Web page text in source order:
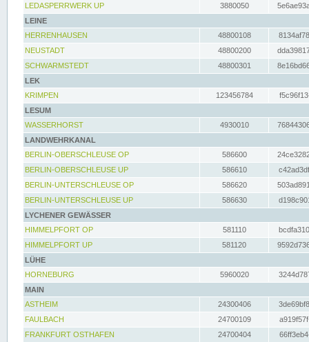
LEDASPERRWERK UP
3880050
LEINE
HERRENHAUSEN
48800108
NEUSTADT
48800200
SCHWARMSTEDT
48800301
LEK
KRIMPEN
123456784
LESUM
WASSERHORST
4930010
LANDWEHRKANAL
BERLIN-OBERSCHLEUSE OP
586600
BERLIN-OBERSCHLEUSE UP
586610
BERLIN-UNTERSCHLEUSE OP
586620
BERLIN-UNTERSCHLEUSE UP
586630
LYCHENER GEWÄSSER
HIMMELPFORT OP
581110
HIMMELPFORT UP
581120
LÜHE
HORNEBURG
5960020
MAIN
ASTHEIM
24300406
FAULBACH
24700109
FRANKFURT OSTHAFEN
24700404